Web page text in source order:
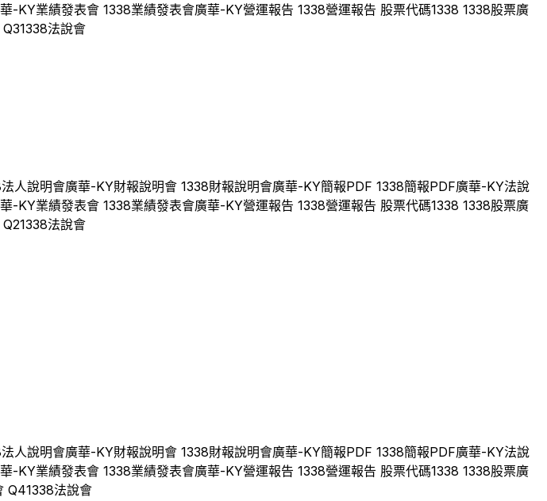
-KY業績發表會 1338業績發表會廣華-KY營運報告 1338營運報告 股票代碼1338 1338股票廣
31338法說會
法人說明會廣華-KY財報說明會 1338財報說明會廣華-KY簡報PDF 1338簡報PDF廣華-KY法說
-KY業績發表會 1338業績發表會廣華-KY營運報告 1338營運報告 股票代碼1338 1338股票廣
21338法說會
法人說明會廣華-KY財報說明會 1338財報說明會廣華-KY簡報PDF 1338簡報PDF廣華-KY法說
-KY業績發表會 1338業績發表會廣華-KY營運報告 1338營運報告 股票代碼1338 1338股票廣
Q41338法說會